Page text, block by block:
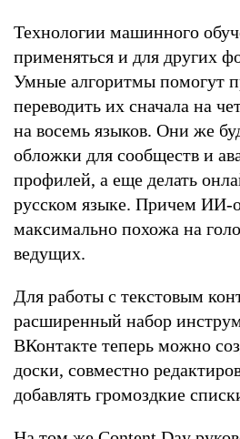
Технологии машинного
применяться и для других
Умные алгоритмы помогут
переводить их сначала на
на восемь языков. Они же
обложки для сообществ и
профилей, а еще делать
русском языке. Причем ИИ-
максимально похожа на
ведущих.
Для работы с текстовым
расширенный набор
ВКонтакте теперь можно
доски, совместно
добавлять громоздкие